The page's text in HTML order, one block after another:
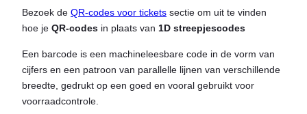
Czech
Bezoek de QR-codes voor tickets sectie om uit te vinden
hoe je QR-codes in plaats van 1D streepjescodes
Een barcode is een machineleesbare code in de vorm van
cijfers en een patroon van parallelle lijnen van verschillende
breedte, gedrukt op een goed en vooral gebruikt voor
voorraadcontrole.